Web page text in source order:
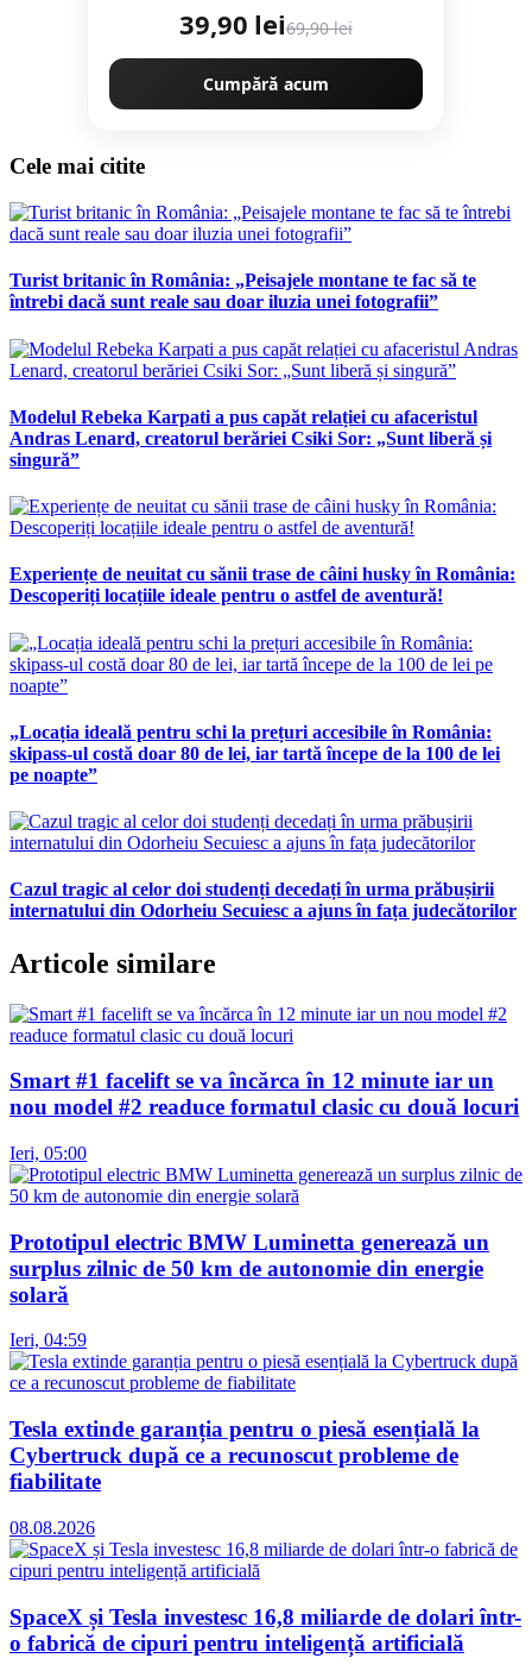
piatra naturala
39,90 lei69,90 lei
Cumpără acum
Cele mai citite
Turist britanic în România: „Peisajele montane te fac să te
întrebi dacă sunt reale sau doar iluzia unei fotografii”
Modelul Rebeka Karpati a pus capăt relației cu afaceristul
Andras Lenard, creatorul berăriei Csiki Sor: „Sunt liberă și
singură”
Experiențe de neuitat cu sănii trase de câini husky în România:
Descoperiți locațiile ideale pentru o astfel de aventură!
„Locația ideală pentru schi la prețuri accesibile în România:
skipass-ul costă doar 80 de lei, iar tartă începe de la 100 de lei
pe noapte”
Cazul tragic al celor doi studenți decedați în urma prăbușirii
internatului din Odorheiu Secuiesc a ajuns în fața judecătorilor
Articole similare
Smart #1 facelift se va încărca în 12 minute iar un
nou model #2 readuce formatul clasic cu două locuri
Ieri, 05:00
Prototipul electric BMW Luminetta generează un
surplus zilnic de 50 km de autonomie din energie
solară
Ieri, 04:59
Tesla extinde garanția pentru o piesă esențială la
Cybertruck după ce a recunoscut probleme de
fiabilitate
08.08.2026
SpaceX și Tesla investesc 16,8 miliarde de dolari într-
o fabrică de cipuri pentru inteligență artificială